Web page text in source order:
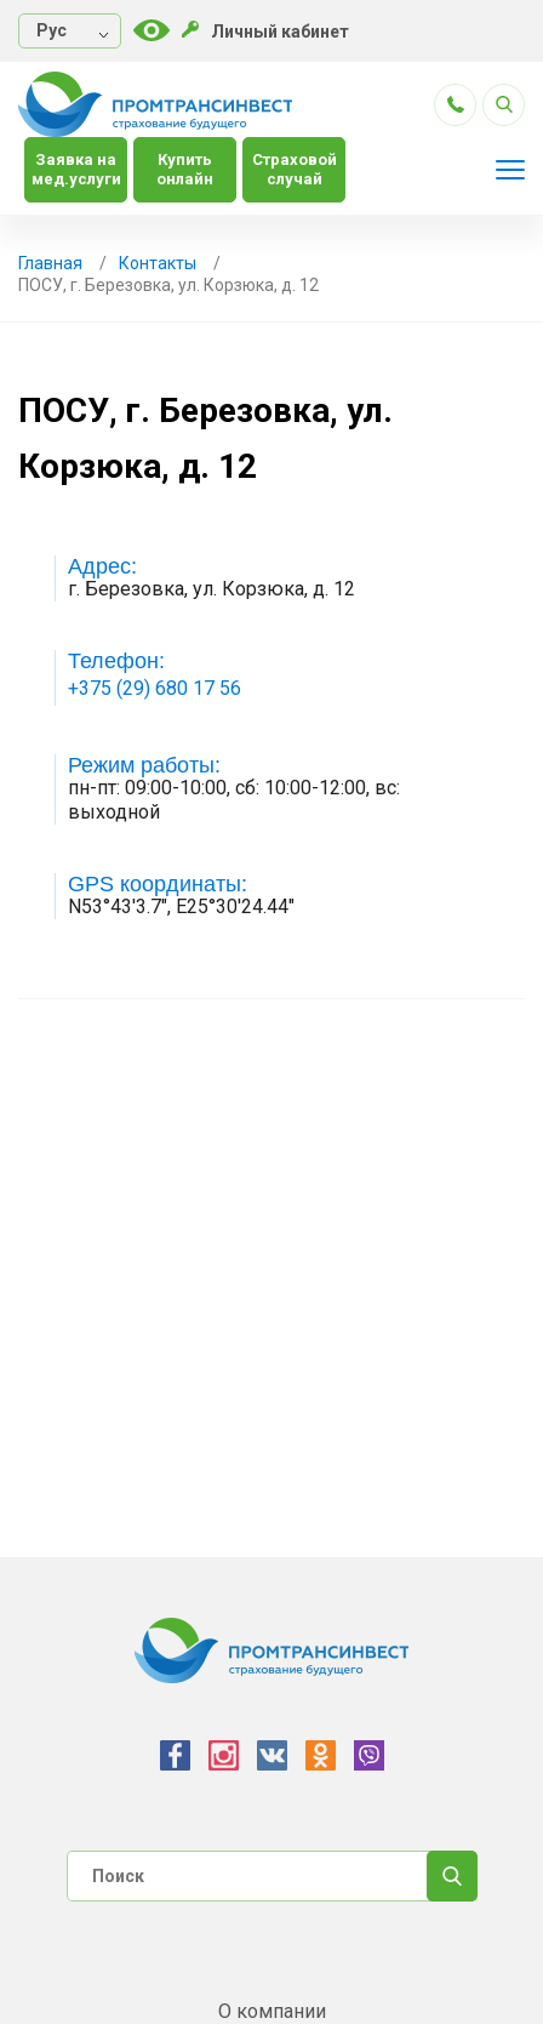
Руc Личный кабинет
Заявка на
мед.услуги
Купить
онлайн
Страховой
случай
Главная
Контакты
ПОСУ, г. Березовка, ул. Корзюка, д. 12
ПОСУ, г. Березовка, ул.
Корзюка, д. 12
Адрес:
г. Березовка, ул. Корзюка, д. 12
Телефон:
+375 (29) 680 17 56
Режим работы:
пн-пт: 09:00-10:00, сб: 10:00-12:00, вс:
выходной
GPS координаты:
N53°43'3.7", E25°30'24.44"
О компании